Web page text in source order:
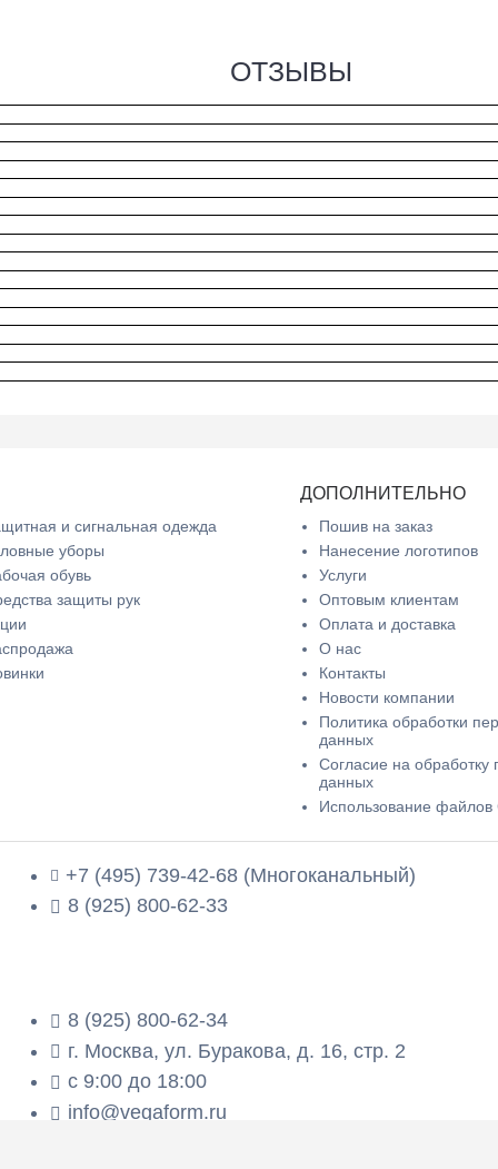
ОТЗЫВЫ
и сигнальная одежда
уборы
обувь
защиты рук
ДОПОЛНИТЕЛЬНО
Пошив на заказ
Нанесение логотипов
Услуги
Оптовым клиентам
Оплата и доставка
О нас
Контакты
Новости компании
Политика обработки
данных
Согласие на обработку
данных
Использование файлов
+7 (495) 739-42-68 (Многоканальный)
8 (925) 800-62-33
8 (925) 800-62-34
г. Москва, ул. Буракова, д. 16, стр. 2
с 9:00 до 18:00
info@vegaform.ru